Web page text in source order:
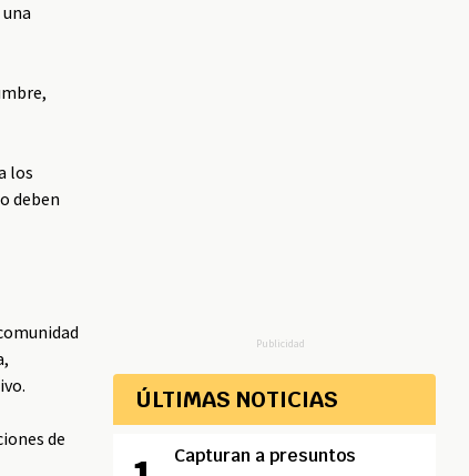
los
deben
de
Publicidad
ÚLTIMAS NOTICIAS
Capturan a presuntos